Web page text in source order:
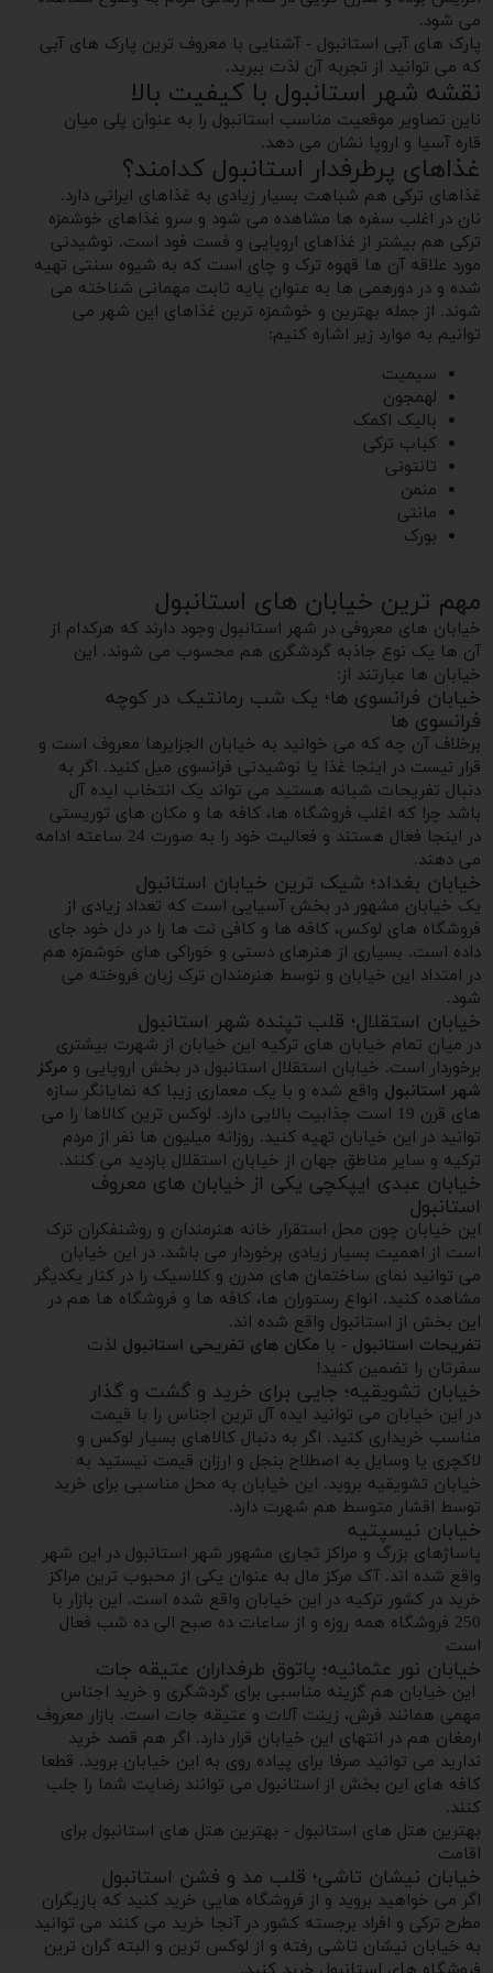
می شود.
پارک های آبی استانبول - آشنایی با معروف ترین پارک های آبی
که می توانید از تجربه آن لذت ببرید.
نقشه شهر استانبول با کیفیت بالا
ناین تصاویر موقعیت مناسب استانبول را به عنوان پلی میان
قاره آسیا و اروپا نشان می دهد.
غذاهای پرطرفدار استانبول کدامند؟
غذاهای ترکی هم شباهت بسیار زیادی به غذاهای ایرانی دارد.
نان در اغلب سفره ها مشاهده می شود و سرو غذاهای خوشمزه
ترکی هم بیشتر از غذاهای اروپایی و فست فود است. نوشیدنی
مورد علاقه آن ها قهوه ترک و چای است که به شیوه سنتی تهیه
شده و در دورهمی ها به عنوان پایه ثابت مهمانی شناخته می
شوند. از جمله بهترین و خوشمزه ترین غذاهای این شهر می
توانیم به موارد زیر اشاره کنیم:
سیمیت
لهمجون
بالیک اکمک
کباب ترکی
تانتونی
منمن
مانتی
بورک
مهم ترین خیابان های استانبول
خیابان های معروفی در شهر استانبول وجود دارند که هرکدام از
آن ها یک نوع جاذبه گردشگری هم محسوب می شوند. این
خیابان ها عبارتند از:
خیابان فرانسوی ها؛ یک شب رمانتیک در کوچه
فرانسوی ها
برخلاف آن چه که می خوانید به خیابان الجزایرها معروف است و
قرار نیست در اینجا غذا یا نوشیدنی فرانسوی میل کنید. اگر به
دنبال تفریحات شبانه هستید می تواند یک انتخاب ایده آل
باشد چرا که اغلب فروشگاه ها، کافه ها و مکان های توریستی
در اینجا فعال هستند و فعالیت خود را به صورت 24 ساعته ادامه
می دهند.
خیابان بغداد؛ شیک ترین خیابان استانبول
یک خیابان مشهور در بخش آسیایی است که تعداد زیادی از
فروشگاه های لوکس، کافه ها و کافی نت ها را در دل خود جای
داده است. بسیاری از هنرهای دستی و خوراکی های خوشمزه هم
در امتداد این خیابان و توسط هنرمندان ترک زبان فروخته می
شود.
خیابان استقلال؛ قلب تپنده شهر استانبول
در میان تمام خیابان های ترکیه این خیابان از شهرت بیشتری
برخوردار است. خیابان استقلال استانبول در بخش اروپایی و مرکز
شهر استانبول واقع شده و با یک معماری زیبا که نمایانگر سازه
های قرن 19 است جذابیت بالایی دارد. لوکس ترین کالاها را می
توانید در این خیابان تهیه کنید. روزانه میلیون ها نفر از مردم
ترکیه و سایر مناطق جهان از خیابان استقلال بازدید می کنند.
خیابان عبدی ایپکچی یکی از خیابان های معروف
استانبول
این خیابان چون محل استقرار خانه هنرمندان و روشنفکران ترک
است از اهمیت بسیار زیادی برخوردار می باشد. در این خیابان
می توانید نمای ساختمان های مدرن و کلاسیک را در کنار یکدیگر
مشاهده کنید. انواع رستوران ها، کافه ها و فروشگاه ها هم در
این بخش از استانبول واقع شده اند.
تفریحات استانبول - با مکان های تفریحی استانبول لذت
سفرتان را تضمین کنید!
خیابان تشویقیه؛ جایی برای خرید و گشت و گذار
در این خیابان می توانید ایده آل ترین اجناس را با قیمت
مناسب خریداری کنید. اگر به دنبال کالاهای بسیار لوکس و
لاکچری یا وسایل به اصطلاح بنجل و ارزان قیمت نیستید به
خیابان تشویقیه بروید. این خیابان به محل مناسبی برای خرید
توسط اقشار متوسط هم شهرت دارد.
خیابان نیسپتیه
پاساژهای بزرگ و مراکز تجاری مشهور شهر استانبول در این شهر
واقع شده اند. آک مرکز مال به عنوان یکی از محبوب ترین مراکز
خرید در کشور ترکیه در این خیابان واقع شده است. این بازار با
250 فروشگاه همه روزه و از ساعات ده صبح الی ده شب فعال
است
خیابان نور عثمانیه؛ پاتوق طرفداران عتیقه جات
این خیابان هم گزینه مناسبی برای گردشگری و خرید اجناس
مهمی همانند فرش، زینت آلات و عتیقه جات است. بازار معروف
ارمغان هم در انتهای این خیابان قرار دارد. اگر هم قصد خرید
ندارید می توانید صرفا برای پیاده روی به این خیابان بروید. قطعا
کافه های این بخش از استانبول می توانند رضایت شما را جلب
کنند.
بهترین هتل های استانبول - بهترین هتل های استانبول برای
اقامت
خیابان نیشان تاشی؛ قلب مد و فشن استانبول
اگر می خواهید بروید و از فروشگاه هایی خرید کنید که بازیگران
مطرح ترکی و افراد برجسته کشور در آنجا خرید می کنند می توانید
به خیابان نیشان تاشی رفته و از لوکس ترین و البته گران ترین